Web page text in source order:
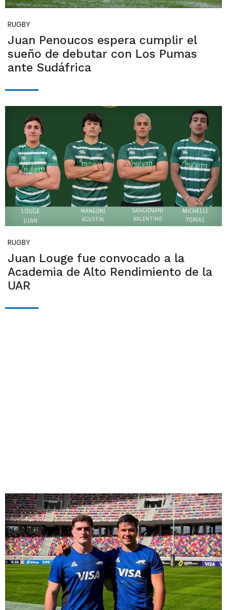
RUGBY
Juan Penoucos espera cumplir el
sueño de debutar con Los Pumas
ante Sudáfrica
RUGBY
Juan Louge fue convocado a la
Academia de Alto Rendimiento de la
UAR